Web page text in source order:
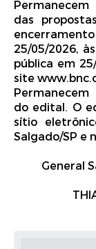
e condições
Base legal:
Municipal
11.462/2023,
disposições
Aviso:
o
pertinentes à
divulgados
eletrônico
na plataforma
General
Thiago
das
25/05/2026,
pública em
site
do edital. O
sítio
Salgado/SP e
General